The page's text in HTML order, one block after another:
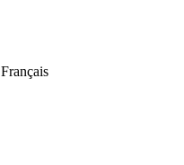
Français